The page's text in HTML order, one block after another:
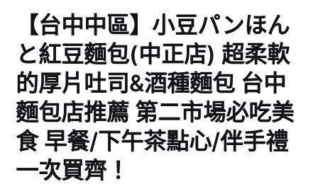
【台中中區】小豆パンほん
と紅豆麵包(中正店) 超柔軟
的厚片吐司&酒種麵包 台中
麵包店推薦 第二市場必吃美
食 早餐/下午茶點心/伴手禮
一次買齊！